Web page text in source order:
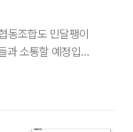
동조합도 민달팽이
과 소통할 예정입니